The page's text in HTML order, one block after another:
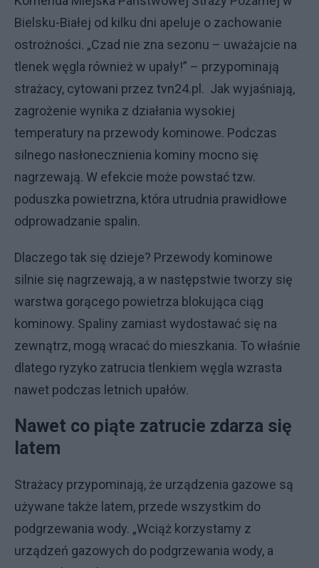
Bielsku-Białej od kilku dni apeluje o zachowanie
ostrożności. „Czad nie zna sezonu – uważajcie na
tlenek węgla również w upały!” – przypominają
strażacy, cytowani przez tvn24.pl. Jak wyjaśniają,
zagrożenie wynika z działania wysokiej
temperatury na przewody kominowe. Podczas
silnego nasłonecznienia kominy mocno się
nagrzewają. W efekcie może powstać tzw.
poduszka powietrzna, która utrudnia prawidłowe
odprowadzanie spalin.
Dlaczego tak się dzieje? Przewody kominowe
silnie się nagrzewają, a w następstwie tworzy się
warstwa gorącego powietrza blokująca ciąg
kominowy. Spaliny zamiast wydostawać się na
zewnątrz, mogą wracać do mieszkania. To właśnie
dlatego ryzyko zatrucia tlenkiem węgla wzrasta
nawet podczas letnich upałów.
Nawet co piąte zatrucie zdarza się
latem
Strażacy przypominają, że urządzenia gazowe są
używane także latem, przede wszystkim do
podgrzewania wody. „Wciąż korzystamy z
urządzeń gazowych do podgrzewania wody, a